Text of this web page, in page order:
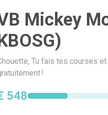
Mickey
Tu fais tes courses
!
548